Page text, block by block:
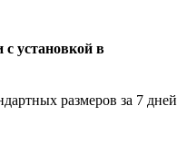
установкой в
размеров за 7 дней